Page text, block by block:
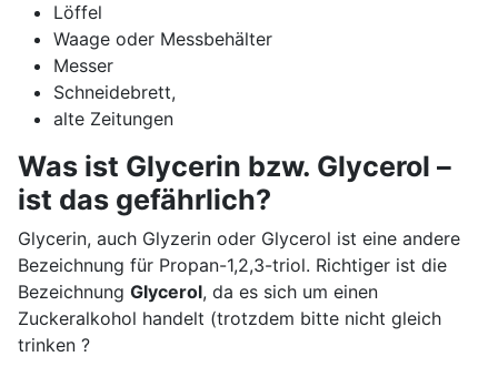
Löffel
Waage oder Messbehälter
Messer
Schneidebrett,
alte Zeitungen
Was ist Glycerin bzw. Glycerol –
ist das gefährlich?
Glycerin, auch Glyzerin oder Glycerol ist eine andere
Bezeichnung für Propan-1,2,3-triol. Richtiger ist die
Bezeichnung Glycerol, da es sich um einen
Zuckeralkohol handelt (trotzdem bitte nicht gleich
trinken ?